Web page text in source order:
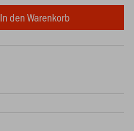
In den Warenkorb